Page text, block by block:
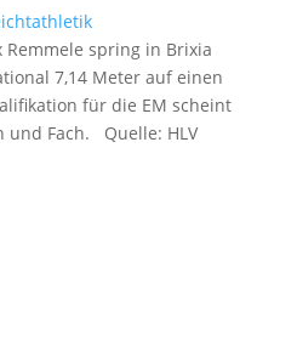
Remmele spring in Brixia
7,14 Meter auf einen
für die EM scheint
und Fach. Quelle: HLV